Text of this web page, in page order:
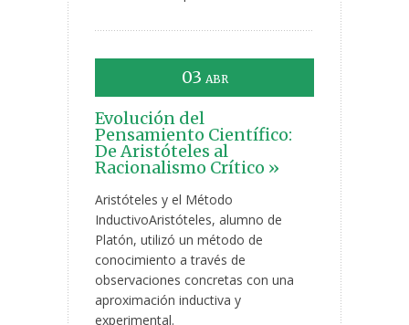
03 ABR
Evolución del
Pensamiento Científico:
De Aristóteles al
Racionalismo Crítico »
Aristóteles y el Método
InductivoAristóteles, alumno de
Platón, utilizó un método de
conocimiento a través de
observaciones concretas con una
aproximación inductiva y
experimental.